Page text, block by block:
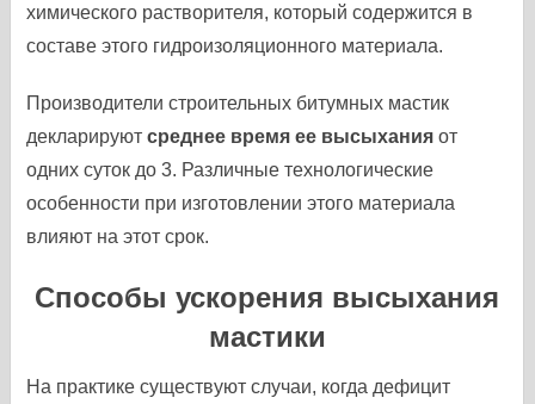
химического растворителя, который содержится в
составе этого гидроизоляционного материала.
Производители строительных битумных мастик
декларируютсреднее время ее высыхания от
одних суток до 3. Различные технологические
особенности при изготовлении этого материала
влияют на этот срок.
Способы ускорения высыхания
мастики
На практике существуют случаи, когда дефицит